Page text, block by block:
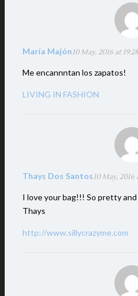
María Majón10 May, 2016 at 19:28
Me encannntan los zapatos!
LIVING IN FASHION
Thays Dos Santos10 May, 2016
I love your bag!!! So pretty
Thays
http://www.sillycrazyme.com